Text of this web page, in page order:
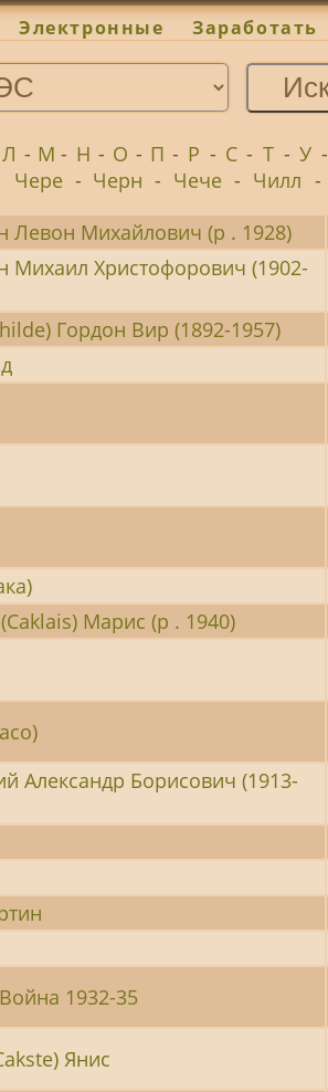
Электронные Заработать
Л - М - Н - О - П - Р - С - Т - У -
Чере - Черн - Чече - Чилл -
Левон Михайлович (р . 1928)
Михаил Христофорович (1902-
Гордон Вир (1892-1957)
Марис (р . 1940)
Александр Борисович (1913-
1932-35
Янис